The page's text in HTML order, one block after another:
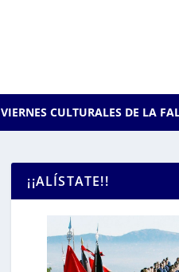
VIERNES CULTURALES DE LA
¡¡ALÍSTATE!!